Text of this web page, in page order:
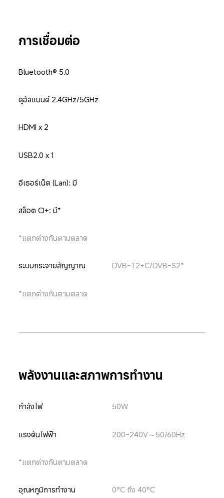
การเชื่อมต่อ
Bluetooth® 5.0
ดูอัลแบนด์ 2.4GHz/5GHz
HDMI x 2
USB2.0 x 1
อีเธอร์เน็ต (Lan): มี
สล็อต CI+: มี*
*แตกต่างกันตามตลาด
ระบบกระจายสัญญาณ DVB-T2+C/DVB-S2*
*แตกต่างกันตามตลาด
พลังงานและสภาพการทำงาน
กำลังไฟ 50W
แรงดันไฟฟ้า 200-240V～50/60Hz
*แตกต่างกันตามตลาด
อุณหภูมิการทำงาน 0°C ถึง 40°C